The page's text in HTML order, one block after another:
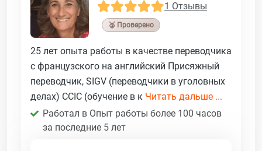
1 Отзывы
🥉 Проверено
25 лет опыта работы в качестве переводчика
с французского на английский Присяжный
переводчик, SIGV (переводчики в уголовных
делах) CCIC (обучение в к Читать дальше ...
Работал в Опыт работы более 100 часов
за последние 5 лет